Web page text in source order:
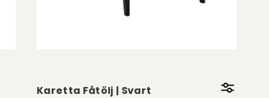
Karetta Fåtölj | Svart